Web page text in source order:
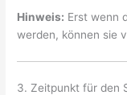
Hinweis: Erst wenn
werden, können sie
3. Zeitpunkt für den